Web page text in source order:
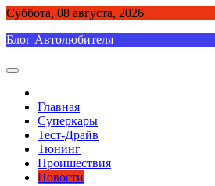
Skip
content
Суббота, 08 августа, 2026
Блог Автолюбителя
Главная
Суперкары
Тест-Драйв
Тюнинг
Проишествия
Новости